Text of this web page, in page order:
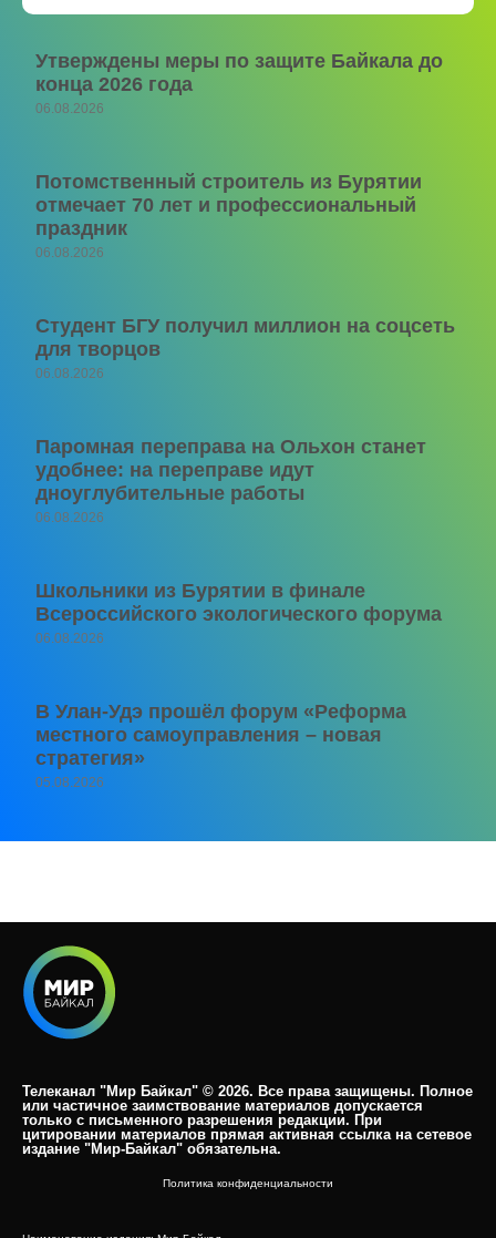
Утверждены меры по защите Байкала до
конца 2026 года
06.08.2026
Потомственный строитель из Бурятии
отмечает 70 лет и профессиональный
праздник
06.08.2026
Студент БГУ получил миллион на соцсеть
для творцов
06.08.2026
Паромная переправа на Ольхон станет
удобнее: на переправе идут
дноуглубительные работы
06.08.2026
Школьники из Бурятии в финале
Всероссийского экологического форума
06.08.2026
В Улан-Удэ прошёл форум «Реформа
местного самоуправления – новая
стратегия»
05.08.2026
Телеканал "Мир Байкал" © 2026. Все права защищены. Полное
или частичное заимствование материалов допускается
только с письменного разрешения редакции. При
цитировании материалов прямая активная ссылка на сетевое
издание "Мир-Байкал" обязательна.​
Политика конфиденциальности